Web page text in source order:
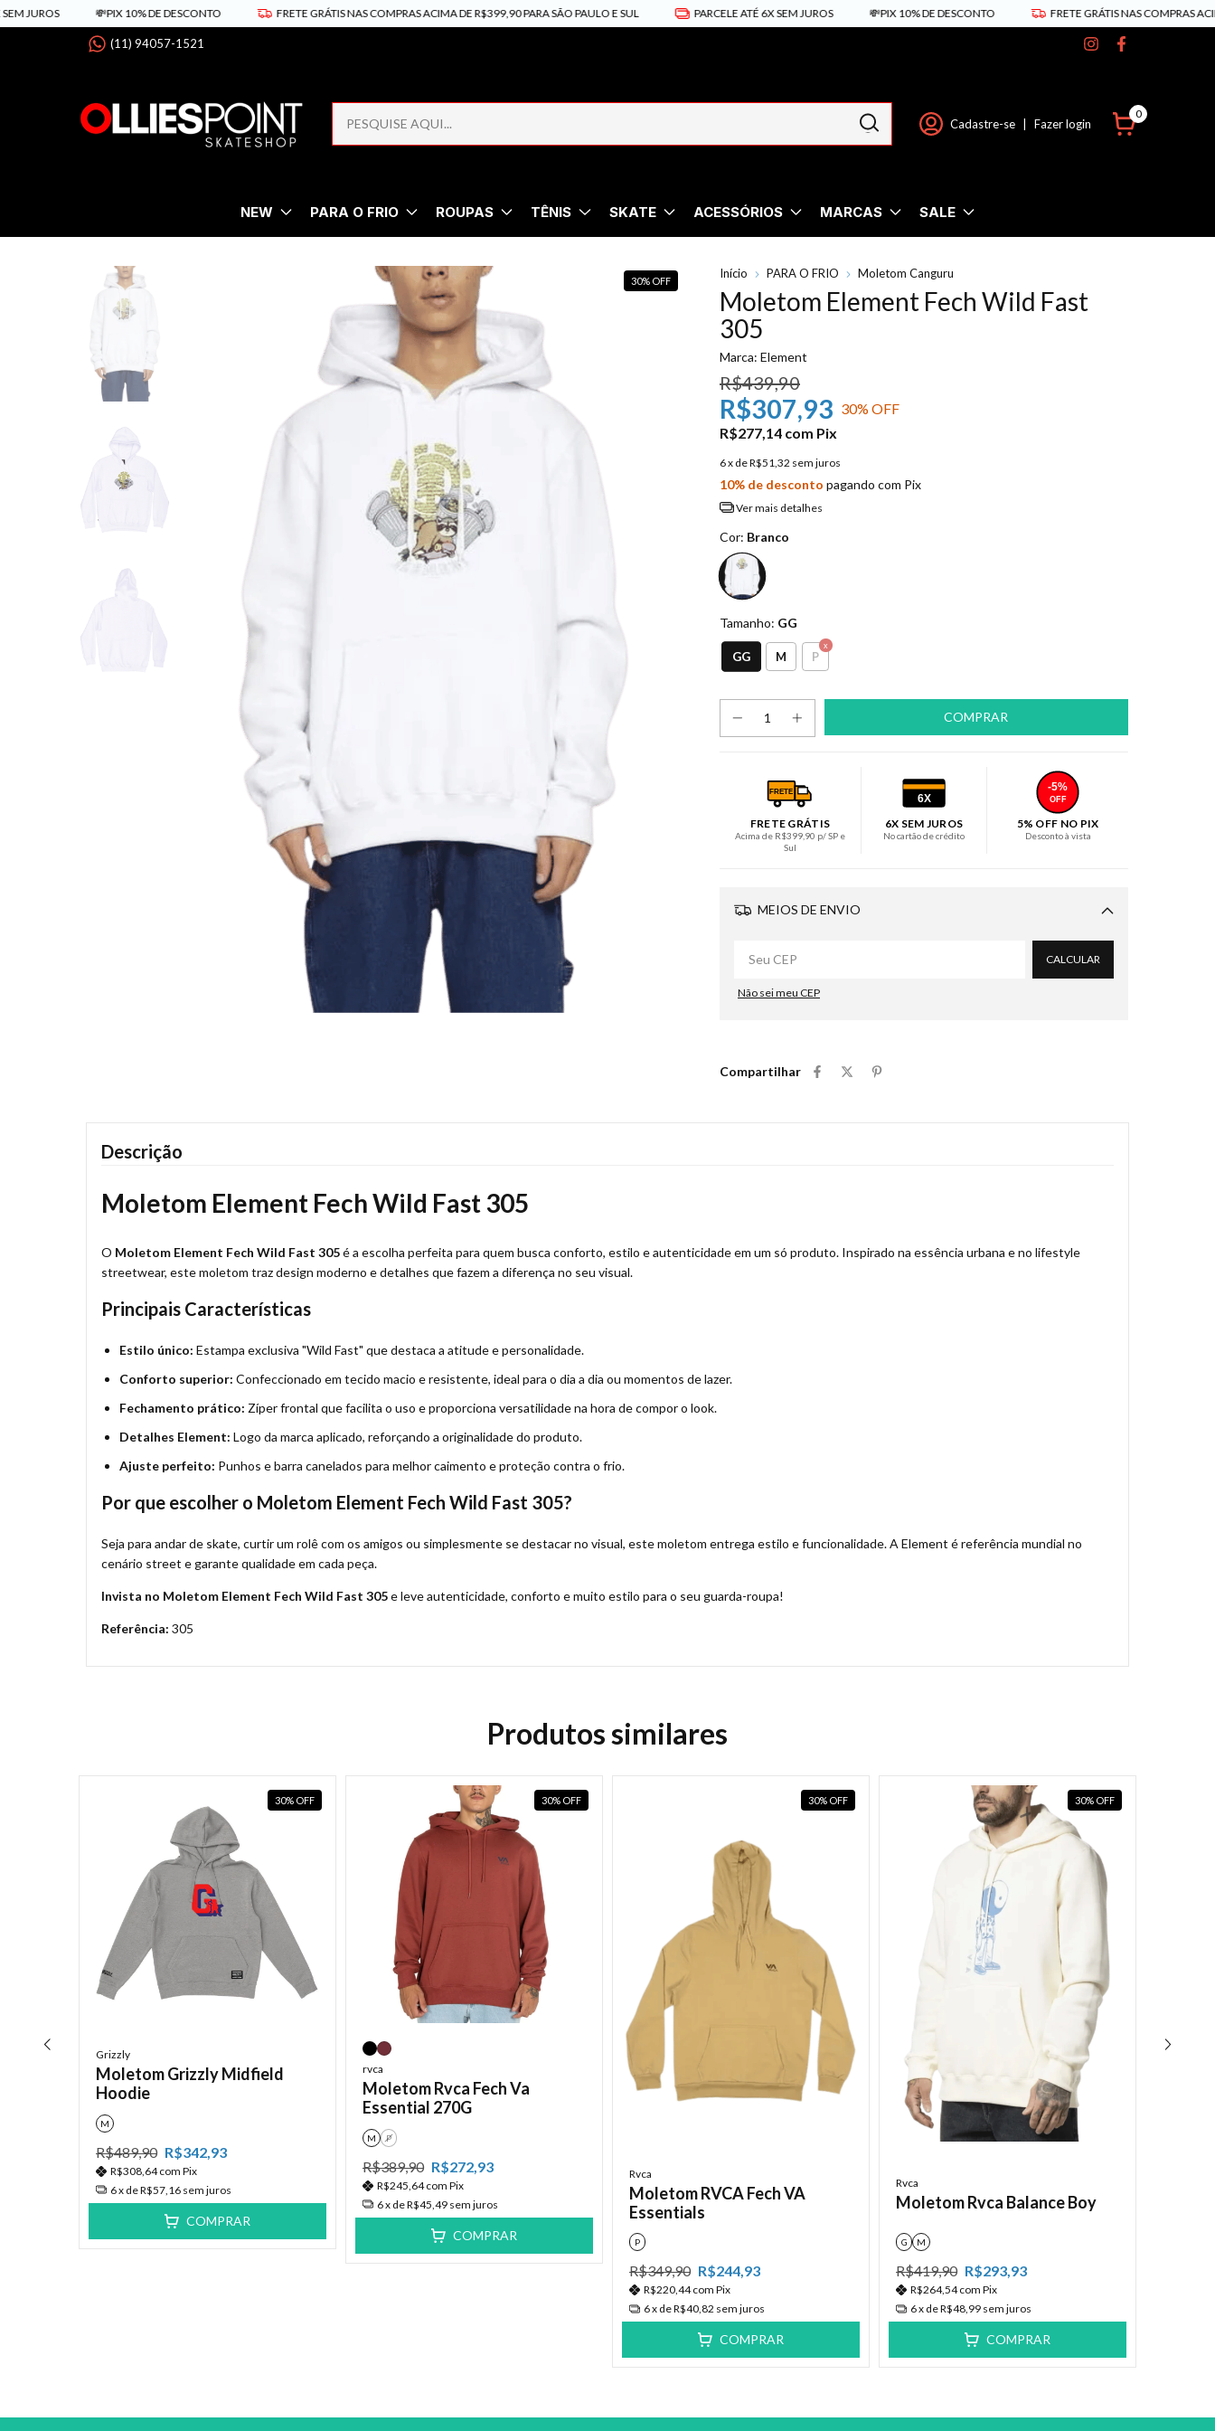
💸PIX 10% DE DESCONTO FRETE GRÁTIS NAS COMPRAS ACIMA DE R$399,90 PARA SÃO PAULO E SUL PARCELE ATÉ 6X SEM JUROS 💸PIX 10% DE DESCONTO FRETE GRÁTIS NAS COMPRAS ACIMA
(11) 94057-1521
Cadastre-se Fazer login
0
NEW PARA O FRIO ROUPAS TÊNIS SKATE ACESSÓRIOS MARCAS SALE
30% OFF
Início PARA O FRIO Moletom Canguru
Moletom Element Fech Wild Fast
305
Marca: Element
R$439,90
R$307,93 30% OFF
R$277,14 com Pix
6x deR$51,32 sem juros
10% de desconto pagando com Pix
Ver mais detalhes
Cor: Branco
Tamanho: GG
GG M P
FRETE
FRETE GRÁTIS
Acima de R$399,90 p/ SP e
Sul
6X
6X SEM JUROS
No cartão de crédito
-5%
OFF
5% OFF NO PIX
Desconto à vista
MEIOS DE ENVIO
Alterar CEP
CALCULAR
Não sei meu CEP
Compartilhar
Descrição
Moletom Element Fech Wild Fast 305
O Moletom Element Fech Wild Fast 305é a escolha perfeita para quem busca conforto, estilo e autenticidade em um só produto. Inspirado na essência urbana e no lifestyle
streetwear, este moletom traz design moderno e detalhes que fazem a diferença no seu visual.
Principais Características
Estilo único: Estampa exclusiva "Wild Fast" que destaca a atitude e personalidade.
Conforto superior: Confeccionado em tecido macio e resistente, ideal para o dia a dia ou momentos de lazer.
Fechamento prático: Zíper frontal que facilita o uso e proporciona versatilidade na hora de compor o look.
Detalhes Element: Logo da marca aplicado, reforçando a originalidade do produto.
Ajuste perfeito: Punhos e barra canelados para melhor caimento e proteção contra o frio.
Por que escolher o Moletom Element Fech Wild Fast 305?
Seja para andar de skate, curtir um rolê com os amigos ou simplesmente se destacar no visual, este moletom entrega estilo e funcionalidade. A Element é referência mundial no
cenário street e garante qualidade em cada peça.
Invista no Moletom Element Fech Wild Fast 305e leve autenticidade, conforto e muito estilo para o seu guarda-roupa!
Referência: 305
Produtos similares
30% OFF
Grizzly
Moletom Grizzly Midfield
Hoodie
M
R$489,90 R$342,93
R$308,64com Pix
6x deR$57,16 sem juros
COMPRAR
30% OFF
rvca
Moletom Rvca Fech Va
Essential 270G
M P
R$389,90 R$272,93
R$245,64com Pix
6x deR$45,49 sem juros
COMPRAR
30% OFF
Rvca
Moletom RVCA Fech VA
Essentials
P
R$349,90 R$244,93
R$220,44com Pix
6x deR$40,82 sem juros
COMPRAR
30% OFF
Rvca
Moletom Rvca Balance Boy
G M
R$419,90 R$293,93
R$264,54com Pix
6x deR$48,99 sem juros
COMPRAR